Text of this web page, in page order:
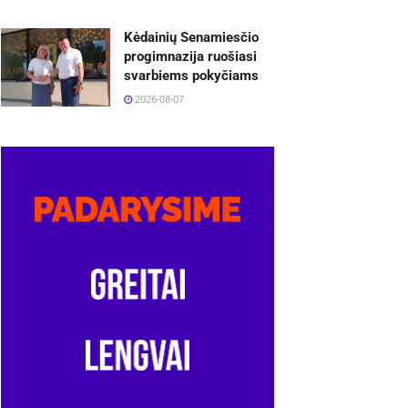
Kėdainių Senamiesčio
progimnazija ruošiasi
svarbiems pokyčiams
2026-08-07